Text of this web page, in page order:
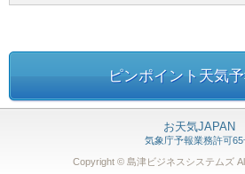
ピンポイント天気
お天気JAPAN
気象庁予報業務許可65
Copyright © 島津ビジネスシステムズ